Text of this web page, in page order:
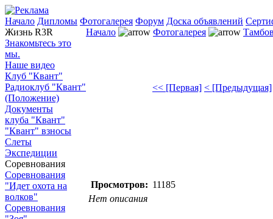
Начало Дипломы Фотогалерея Форум Доска объявлений
Жизнь R3R
Знакомьтесь это
мы.
Наше видео
Клуб "Квант"
Радиоклуб "Квант"
(Положение)
Документы
клуба "Квант"
"Квант" взносы
Слеты
Экспедиции
Соревнования
Соревнования
"Идет охота на
волков"
Соревнования
Начало Фотогалерея
<< [Первая] < [Предыдущая]
Просмотров: 11185
Нет описания